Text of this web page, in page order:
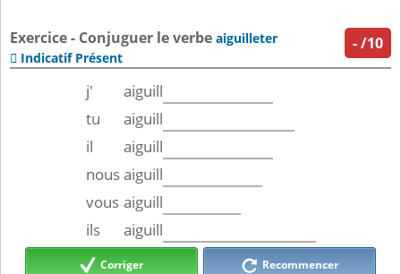
-/10
Exercice - Conjuguer le verbe aiguilleter
 Indicatif Présent
j'
aiguill
tu
aiguill
il
aiguill
nousaiguill
vous aiguill
ils
aiguill
Corriger Recommencer